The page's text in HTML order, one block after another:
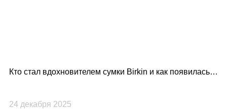
Кто стал вдохновителем сумки Birkin и как появилась
24 декабря 2025